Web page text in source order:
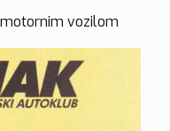
vozilom